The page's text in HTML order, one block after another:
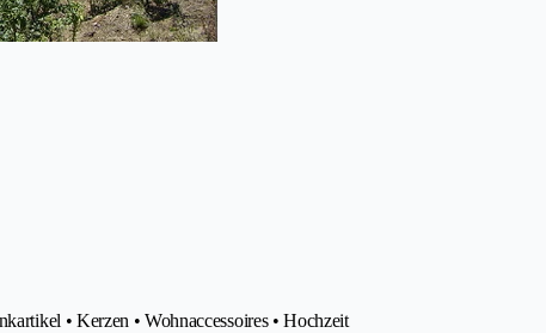
• Kerzen • Wohnaccessoires • Hochzeit